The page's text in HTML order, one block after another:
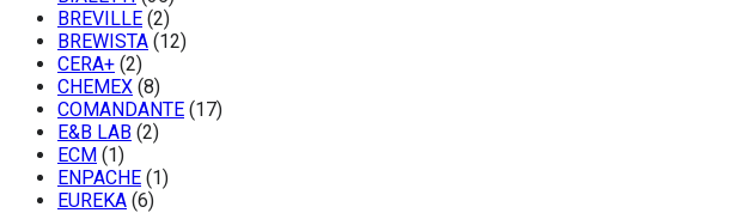
BREVILLE (2)
BREWISTA (12)
CERA+ (2)
CHEMEX (8)
COMANDANTE (17)
E&B LAB (2)
ECM (1)
ENPACHE (1)
EUREKA (6)